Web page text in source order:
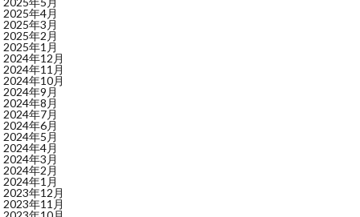
2025年4月
2025年3月
2025年2月
2025年1月
2024年12月
2024年11月
2024年10月
2024年9月
2024年8月
2024年7月
2024年6月
2024年5月
2024年4月
2024年3月
2024年2月
2024年1月
2023年12月
2023年11月